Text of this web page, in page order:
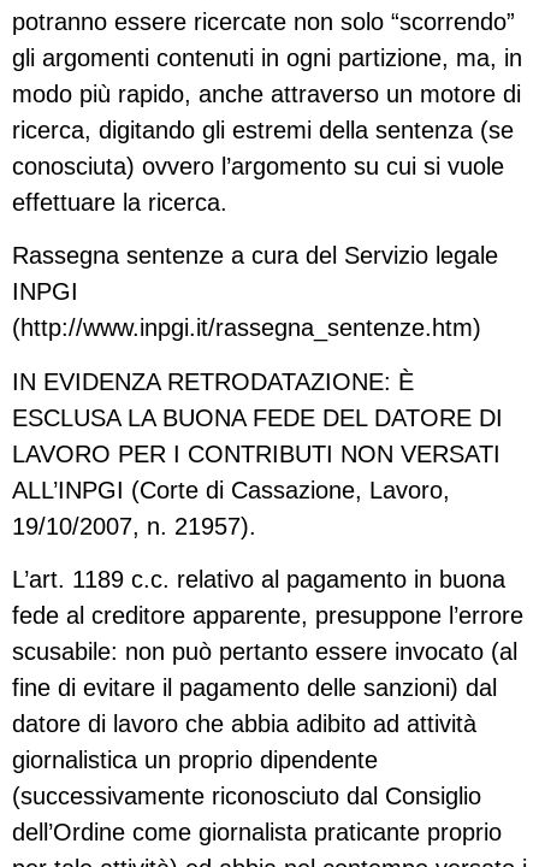
potranno essere ricercate non solo “scorrendo”
gli argomenti contenuti in ogni partizione, ma, in
modo più rapido, anche attraverso un motore di
ricerca, digitando gli estremi della sentenza (se
conosciuta) ovvero l’argomento su cui si vuole
effettuare la ricerca.
Rassegna sentenze a cura del Servizio legale
INPGI
(http://www.inpgi.it/rassegna_sentenze.htm)
IN EVIDENZA RETRODATAZIONE: È
ESCLUSA LA BUONA FEDE DEL DATORE DI
LAVORO PER I CONTRIBUTI NON VERSATI
ALL’INPGI (Corte di Cassazione, Lavoro,
19/10/2007, n. 21957).
L’art. 1189 c.c. relativo al pagamento in buona
fede al creditore apparente, presuppone l’errore
scusabile: non può pertanto essere invocato (al
fine di evitare il pagamento delle sanzioni) dal
datore di lavoro che abbia adibito ad attività
giornalistica un proprio dipendente
(successivamente riconosciuto dal Consiglio
dell’Ordine come giornalista praticante proprio